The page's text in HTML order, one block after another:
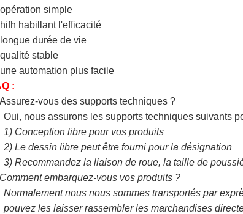
opération simple
habillant l'efficacité
durée de vie
stable
automation plus facile
:
Assurez-vous des supports techniques ?
Oui, nous assurons les supports techniques suivants
1) Conception libre pour vos produits
2) Le dessin libre peut être fourni pour la désignation
3) Recommandez la liaison de roue, la taille de
Comment embarquez-vous vos produits ?
Normalement nous nous sommes transportés par
pouvez les laisser rassembler les marchandises